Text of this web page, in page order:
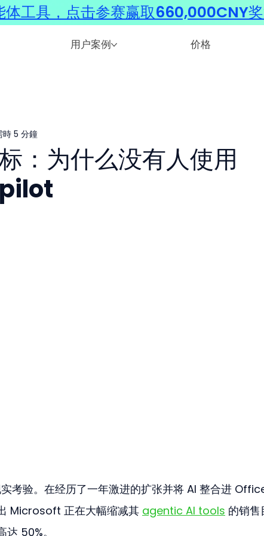
用户案例 价格
：为什么没有人使用
時 5 分鐘
考验。在经历了一年激进的扩张并将 AI 整合进
Microsoft 正在大幅缩减其 agentic AI tools 的销售
50%。
体工具，点击参赛赢取660,000CNY